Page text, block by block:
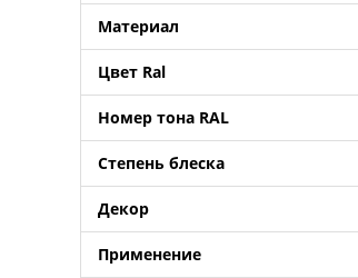
Материал
Цвет Ral
Номер тона RAL
Степень блеска
Декор
Применение